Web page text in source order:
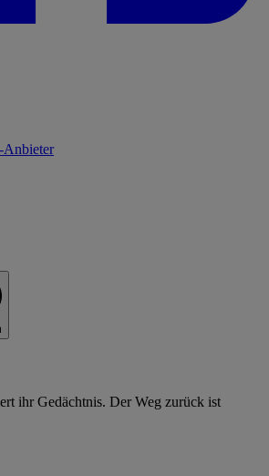
Anbieter
ihr Gedächtnis. Der Weg zurück ist